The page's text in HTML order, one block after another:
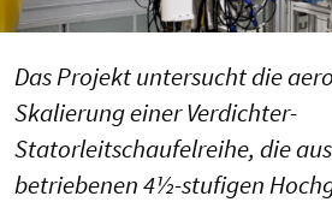
Das Projekt untersucht die
Skalierung einer Verdichter-
Statorleitschaufelreihe, die
betriebenen 4½-stufigen